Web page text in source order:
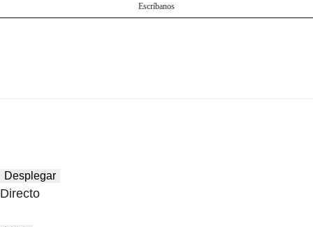
Escríbanos
Desplegar
Directo